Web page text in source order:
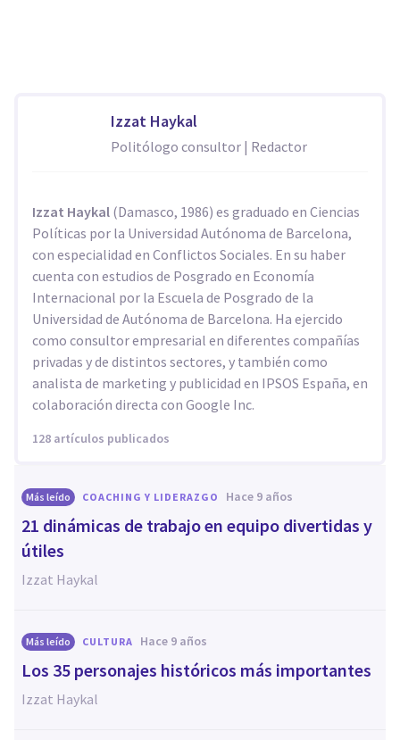
Izzat Haykal
Politólogo consultor | Redactor
Izzat Haykal (Damasco, 1986) es graduado en Ciencias
Políticas por la Universidad Autónoma de Barcelona,
con especialidad en Conflictos Sociales. En su haber
cuenta con estudios de Posgrado en Economía
Internacional por la Escuela de Posgrado de la
Universidad de Autónoma de Barcelona. Ha ejercido
como consultor empresarial en diferentes compañías
privadas y de distintos sectores, y también como
analista de marketing y publicidad en IPSOS España, en
colaboración directa con Google Inc.
128 artículos publicados
Más leído COACHING Y LIDERAZGO hace 9 años
21 dinámicas de trabajo en equipo divertidas y
útiles
Izzat Haykal
Más leído CULTURA hace 9 años
Los 35 personajes históricos más importantes
Izzat Haykal